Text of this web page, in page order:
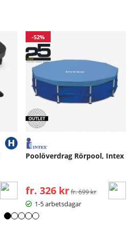
-52%
Poolöverdrag Rörpool, Intex
fr. 326 kr Ordinarie pris:
fr. 699 kr
1-5 arbetsdagar